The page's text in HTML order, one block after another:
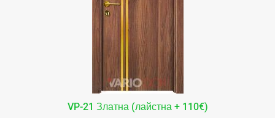
VP-21 Златна (лайстна + 110€)